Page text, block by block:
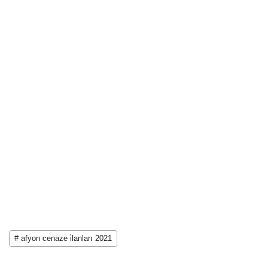
# afyon cenaze i̇lanları 2021